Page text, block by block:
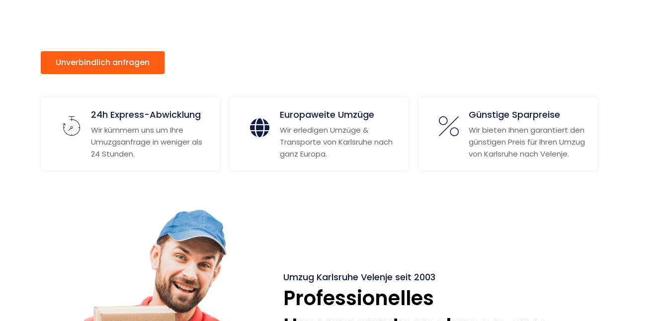
Unverbindlich anfragen
24h Express-Abwicklung
Wir kümmern uns um Ihre
Umuzgsanfrage in weniger als
24 Stunden.
Europaweite Umzüge
Wir erledigen Umzüge &
Transporte von Karlsruhe nach
ganz Europa.
Günstige Sparpreise
Wir bieten Ihnen garantiert den
günstigen Preis für Ihren Umzug
von Karlsruhe nach Velenje.
Umzug Karlsruhe Velenje seit 2003
Professionelles